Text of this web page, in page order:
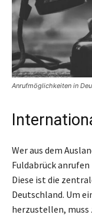
Anrufmöglichkeiten in
Wer aus dem
Fuldabrück
Diese ist die
Deutschland. Um
herzustellen, muss